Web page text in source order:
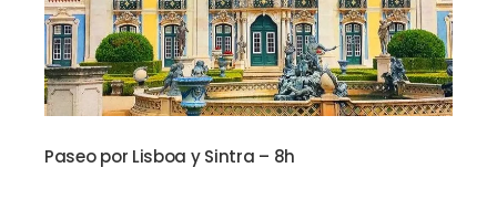
Paseo por Lisboa y Sintra – 8h